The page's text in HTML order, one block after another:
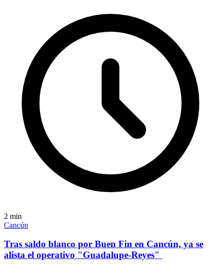
2 min
Cancún
Tras saldo blanco por Buen Fin en Cancún, ya se
alista el operativo "Guadalupe-Reyes"